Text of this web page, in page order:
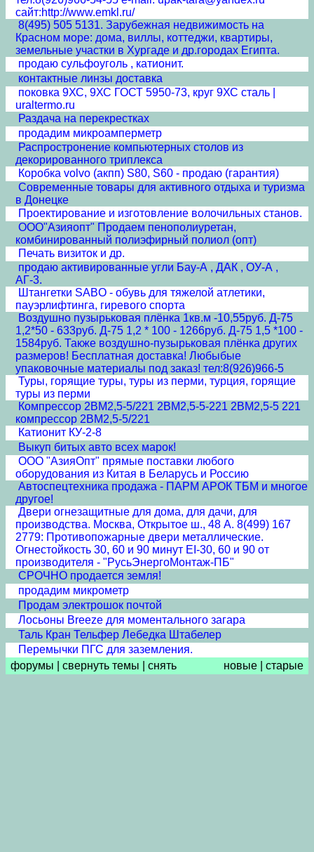
сайт:http://www.emkl.ru/
8(495) 505 5131. Зарубежная недвижимость на
Красном море: дома, виллы, коттеджи, квартиры,
земельные участки в Хургаде и др.городах Египта.
продаю сульфоуголь , катионит.
контактные линзы доставка
поковка 9ХС, 9ХС ГОСТ 5950-73, круг 9ХС сталь |
uraltermo.ru
Раздача на перекрестках
продадим микроамперметр
Распростронение компьютерных столов из
декорированного триплекса
Коробка volvo (акпп) S80, S60 - продаю (гарантия)
Современные товары для активного отдыха и туризма
в Донецке
Проектирование и изготовление волочильных станов.
ООО"Азияопт" Продаем пенополиуретан,
комбинированный полиэфирный полиол (опт)
Печать визиток и др.
продаю активированные угли Бау-А , ДАК , ОУ-А ,
АГ-3.
Штангетки SABO - обувь для тяжелой атлетики,
пауэрлифтинга, гиревого спорта
Воздушно пузырьковая плёнка 1кв.м -10,55руб. Д-75
1,2*50 - 633руб. Д-75 1,2 * 100 - 1266руб. Д-75 1,5 *100 -
1584руб. Также воздушно-пузырьковая плёнка других
размеров! Бесплатная доставка! Любыбые
упаковочные материалы под заказ! тел:8(926)966-5
Туры, горящие туры, туры из перми, турция, горящие
туры из перми
Компрессор 2ВМ2,5-5/221 2ВМ2,5-5-221 2ВМ2,5-5 221
компрессор 2ВМ2,5-5/221
Катионит КУ-2-8
Выкуп битых авто всех марок!
ООО "АзияОпт" прямые поставки любого
оборудования из Китая в Беларусь и Россию
Автоспецтехника продажа - ПАРМ АРОК ТБМ и многое
другое!
Двери огнезащитные для дома, для дачи, для
производства. Москва, Открытое ш., 48 А. 8(499) 167
2779: Противопожарные двери металлические.
Огнестойкость 30, 60 и 90 минут EI-30, 60 и 90 от
производителя - "РусьЭнергоМонтаж-ПБ"
СРОЧНО продается земля!
продадим микрометр
Продам электрошок почтой
Лосьоны Breeze для моментального загара
Таль Кран Тельфер Лебедка Штабелер
Перемычки ПГС для заземления.
форумы
свернуть темы снять новые старые